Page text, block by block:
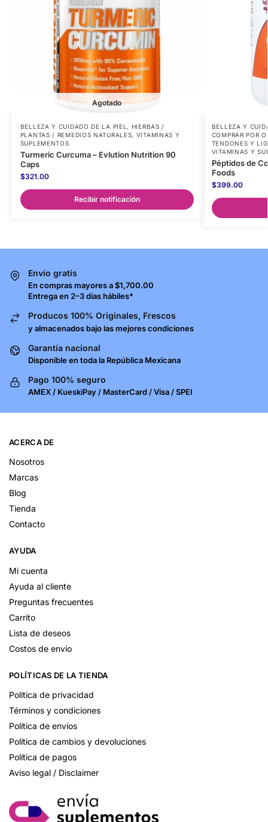
Agotado
BELLEZA Y CUIDADO DE LA PIEL , HIERBAS /
PLANTAS / REMEDIOS NATURALES, VITAMINAS Y
SUPLEMENTOS
Turmeric Curcuma – Evlution Nutrition 90
Caps
$321.00
Recibir notificación
BELLEZA Y
COMPRAR POR
TENDONES Y
VITAMINAS Y
Péptidos de
Foods
$399.00
Envío gratis
En compras mayores a $1,700.00
Entrega en 2–3 días hábiles*
Producos 100% Originales, Frescos
y almacenados bajo las mejores condiciones
Garantía nacional
Disponible en toda la República Mexicana
Pago 100% seguro
AMEX / KueskiPay / MasterCard / Visa / SPEI
ACERCA DE
Nosotros
Marcas
Blog
Tienda
Contacto
AYUDA
Mi cuenta
Ayuda al cliente
Preguntas frecuentes
Carrito
Lista de deseos
Costos de envío
POLÍTICAS DE LA TIENDA
Política de privacidad
Términos y condiciones
Política de envíos
Política de cambios y devoluciones
Política de pagos
Aviso legal / Disclaimer